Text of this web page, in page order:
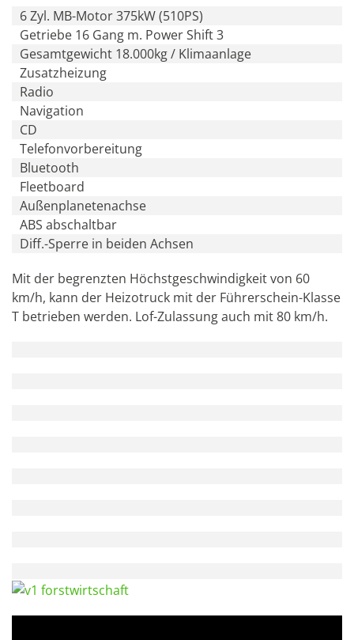
6 Zyl. MB-Motor 375kW (510PS)
Getriebe 16 Gang m. Power Shift 3
Gesamtgewicht 18.000kg / Klimaanlage
Zusatzheizung
Radio
Navigation
CD
Telefonvorbereitung
Bluetooth
Fleetboard
Außenplanetenachse
ABS abschaltbar
Diff.-Sperre in beiden Achsen
Mit der begrenzten Höchstgeschwindigkeit von 60
km/h, kann der Heizotruck mit der Führerschein-Klasse
T betrieben werden. Lof-Zulassung auch mit 80 km/h.